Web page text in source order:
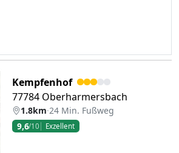
Kempfenhof
77784 Oberharmersbach
1.8km·24 Min. Fußweg
9,6/10 Exzellent